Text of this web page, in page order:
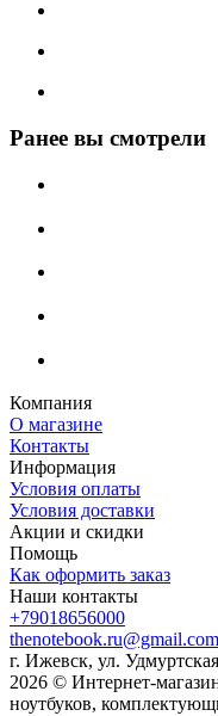
Ранее вы смотрели
Компания
О магазине
Контакты
Информация
Условия оплаты
Условия доставки
Акции и скидки
Помощь
Как оформить заказ
Наши контакты
+79018656000
thenotebook.ru@gmail.com
г. Ижевск, ул.
2026 © Интернет-
ноутбуков,